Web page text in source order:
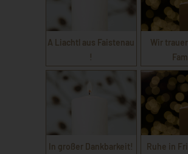
A Liachtl aus Faistenau
!
Wir
In großer Dankbarkeit!
Ruhe in